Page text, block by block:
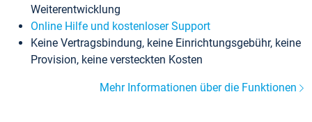
Weiterentwicklung
Online Hilfe und kostenloser Support
Keine Vertragsbindung, keine Einrichtungsgebühr, keine
Provision, keine versteckten Kosten
Mehr Informationen über die Funktionen